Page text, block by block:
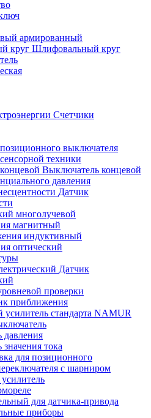
армированный
Шлифовальный круг
Счетчики
выключателя
техники
Выключатель концевой
давления
Датчик
многолучевой
магнитный
индуктивный
оптический
Датчик
проверки
приближения
стандарта NAMUR
давления
значения тока
для позиционного
с шарниром
для датчика-привода
приборы